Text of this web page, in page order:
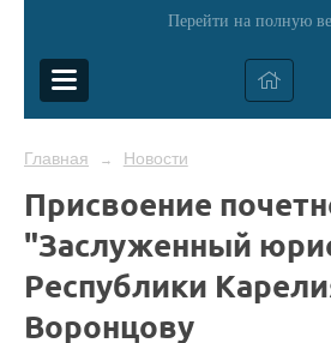
Перейти на полную
Главная → Новости
Присвоение
"Заслуженный
Республики
Воронцову